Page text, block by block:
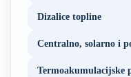
Dizalice topline
Centralno, solarno i
Termoakumulacijske